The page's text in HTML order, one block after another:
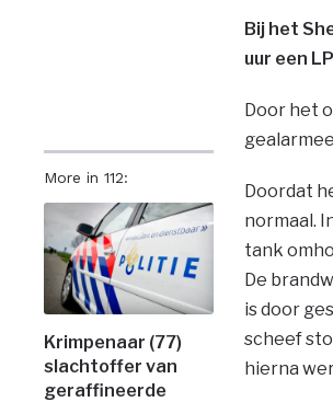
More in 112:
Krimpenaar (77)
slachtoffer van
geraffineerde
Bij het
uur een
Door het
Doordat
normaal.
tank
De
is door
scheef
hierna